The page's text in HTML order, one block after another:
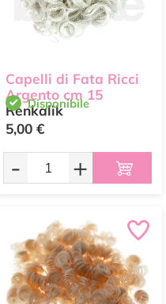
Capelli di Fata Ricci
Argento cm 15
Renkalik
Disponibile
5,00 €
- +